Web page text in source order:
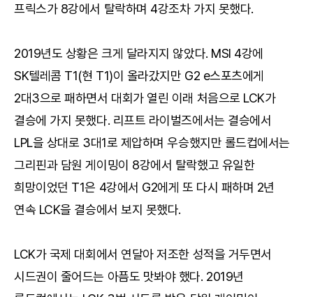
프릭스가 8강에서 탈락하며 4강조차 가지 못했다.
2019년도 상황은 크게 달라지지 않았다. MSI 4강에
SK텔레콤 T1(현 T1)이 올라갔지만 G2 e스포츠에게
2대3으로 패하면서 대회가 열린 이래 처음으로 LCK가
결승에 가지 못했다. 리프트 라이벌즈에서는 결승에서
LPL을 상대로 3대1로 제압하며 우승했지만 롤드컵에서는
그리핀과 담원 게이밍이 8강에서 탈락했고 유일한
희망이었던 T1은 4강에서 G2에게 또 다시 패하며 2년
연속 LCK을 결승에서 보지 못했다.
LCK가 국제 대회에서 연달아 저조한 성적을 거두면서
시드권이 줄어드는 아픔도 맛봐야 했다. 2019년